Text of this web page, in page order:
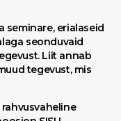
seminare, erialaseid
seonduvaid
Liit annab
tegevust, mis